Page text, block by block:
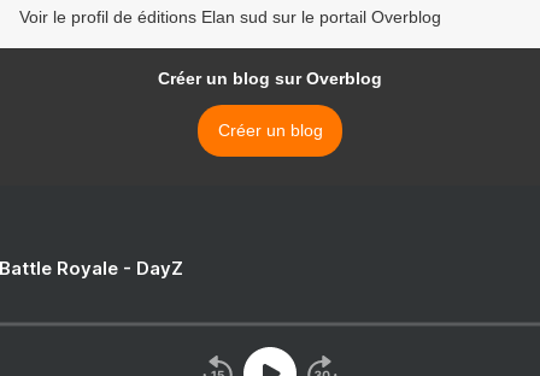
Voir le profil de éditions Elan sud sur le portail Overblog
Créer un blog sur Overblog
Créer un blog
Royale - DayZ